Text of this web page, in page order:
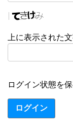
上に表示された
ログイン状態を
ログイン